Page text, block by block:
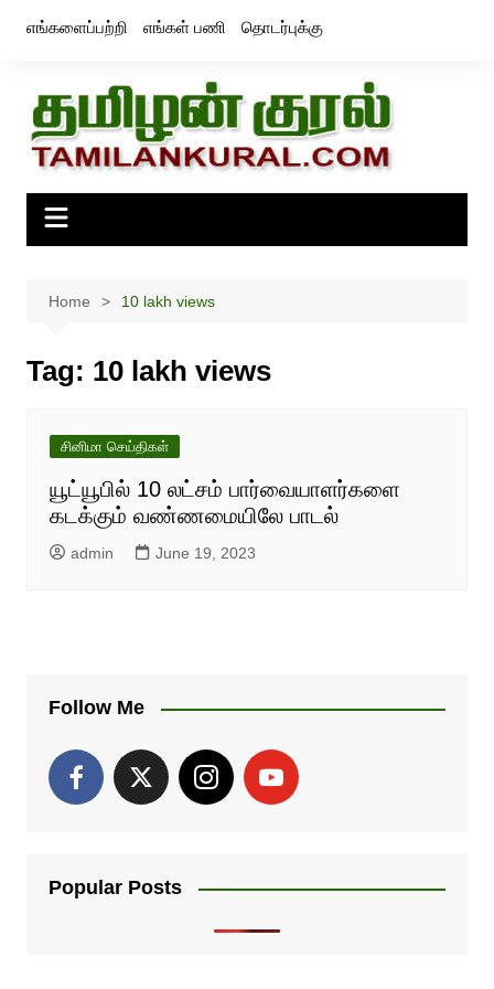
எங்களைப்பற்றி எங்கள் பணி தொடர்புக்கு
Home 10 lakh views
Tag: 10 lakh views
சினிமா செய்திகள்
யூட்யூபில் 10 லட்சம் பார்வையாளர்களை
கடக்கும் வண்ணமையிலே பாடல்
admin June 19, 2023
Follow Me
Popular Posts